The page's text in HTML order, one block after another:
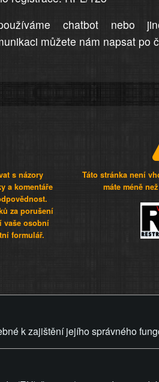
chatbot nebo
můžete nám napsat po
s názory
a komentáře
za porušení
vaše osobní
formulář.
Táto stránka není
máte méně
k zajištění jejího správného